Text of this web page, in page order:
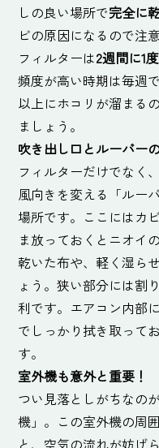
しの良い場所で完全に
ビの原因になるので注意
フィルターは2週間に1度
頻度が高い時期は毎週
以上にホコリが溜まる
ましょう。
吹き出し口とルーバー
フィルターだけでなく
風向きを変える「ルー
場所です。ここにはカ
ま放っておくとニオイ
乾いた布や、軽く湿ら
ょう。狭い部分には割
利です。エアコン内部
でしっかり拭き取って
す。
室外機も意外と重要！
つい見落としがちなの
機」。この室外機の周
と、空気の流れが妨げ